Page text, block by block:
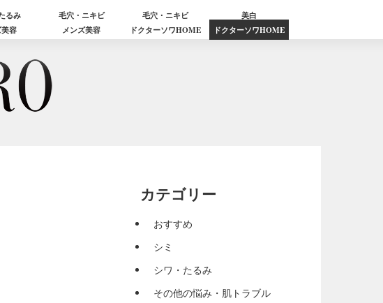
るみ 毛穴・ニキビ 毛穴・ニキビ
美白
容 メンズ美容 ドクターソワHOME ドクターソワHOME
カテゴリー
おすすめ
シミ
シワ・たるみ
その他の悩み・肌トラブル